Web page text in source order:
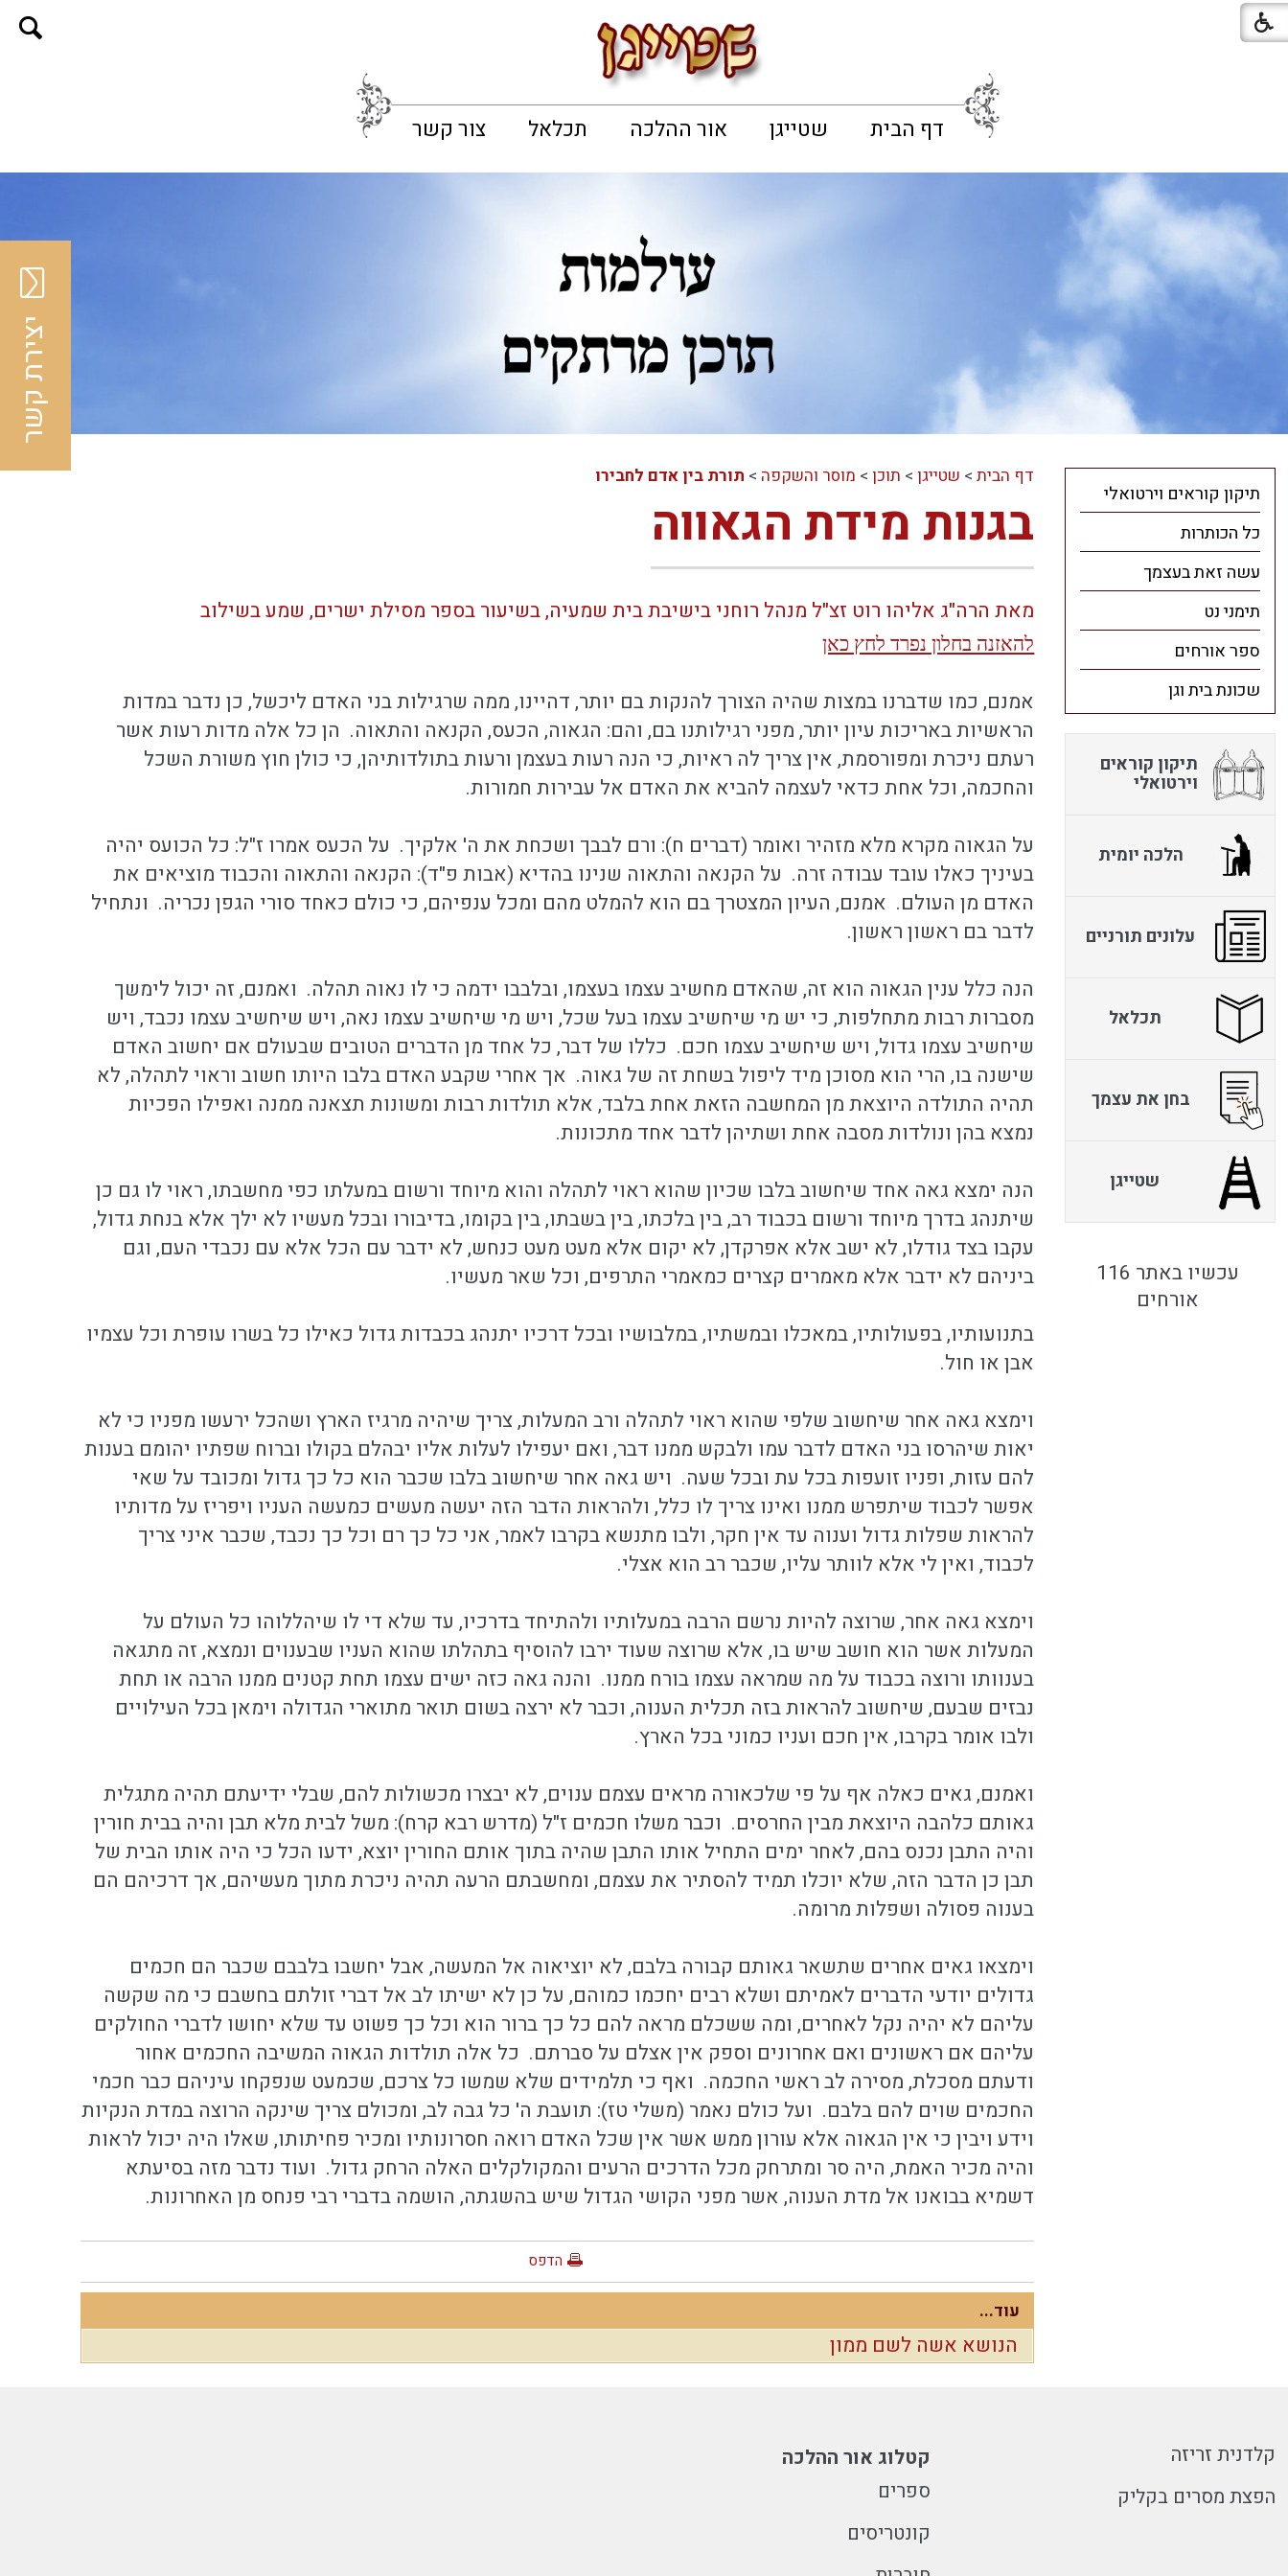
דף הבית שטייגן אור ההלכה תכלאל צור קשר
דף הבית> שטייגן> תוכן> מוסר והשקפה > תורת בין אדם לחבירו
בגנות מידת הגאווה
מאת הרה"ג אליהו רוט זצ"ל מנהל רוחני בישיבת בית שמעיה, בשיעור בספר מסילת ישרים, שמע בשילוב
להאזנה בחלון נפרד לחץ כאן
אמנם, כמו שדברנו במצות שהיה הצורך להנקות בם יותר, דהיינו, ממה שרגילות בני האדם ליכשל, כן נדבר במדות
הראשיות באריכות עיון יותר, מפני רגילותנו בם, והם: הגאוה, הכעס, הקנאה והתאוה. הן כל אלה מדות רעות אשר
רעתם ניכרת ומפורסמת, אין צריך לה ראיות, כי הנה רעות בעצמן ורעות בתולדותיהן, כי כולן חוץ משורת השכל
והחכמה, וכל אחת כדאי לעצמה להביא את האדם אל עבירות חמורות.
על הגאוה מקרא מלא מזהיר ואומר (דברים ח): ורם לבבך ושכחת את ה' אלקיך. על הכעס אמרו ז"ל: כל הכועס יהיה
בעיניך כאלו עובד עבודה זרה. על הקנאה והתאוה שנינו בהדיא (אבות פ"ד): הקנאה והתאוה והכבוד מוציאים את
האדם מן העולם. אמנם, העיון המצטרך בם הוא להמלט מהם ומכל ענפיהם, כי כולם כאחד סורי הגפן נכריה. ונתחיל
לדבר בם ראשון ראשון.
הנה כלל ענין הגאוה הוא זה, שהאדם מחשיב עצמו בעצמו, ובלבבו ידמה כי לו נאוה תהלה. ואמנם, זה יכול לימשך
מסברות רבות מתחלפות, כי יש מי שיחשיב עצמו בעל שכל, ויש מי שיחשיב עצמו נאה, ויש שיחשיב עצמו נכבד, ויש
שיחשיב עצמו גדול, ויש שיחשיב עצמו חכם. כללו של דבר, כל אחד מן הדברים הטובים שבעולם אם יחשוב האדם
שישנה בו, הרי הוא מסוכן מיד ליפול בשחת זה של גאוה. אך אחרי שקבע האדם בלבו היותו חשוב וראוי לתהלה, לא
תהיה התולדה היוצאת מן המחשבה הזאת אחת בלבד, אלא תולדות רבות ומשונות תצאנה ממנה ואפילו הפכיות
נמצא בהן ונולדות מסבה אחת ושתיהן לדבר אחד מתכונות.
הנה ימצא גאה אחד שיחשוב בלבו שכיון שהוא ראוי לתהלה והוא מיוחד ורשום במעלתו כפי מחשבתו, ראוי לו גם כן
שיתנהג בדרך מיוחד ורשום בכבוד רב, בין בלכתו, בין בשבתו, בין בקומו, בדיבורו ובכל מעשיו לא ילך אלא בנחת גדול,
עקבו בצד גודלו, לא ישב אלא אפרקדן, לא יקום אלא מעט מעט כנחש, לא ידבר עם הכל אלא עם נכבדי העם, וגם
ביניהם לא ידבר אלא מאמרים קצרים כמאמרי התרפים, וכל שאר מעשיו.
בתנועותיו, בפעולותיו, במאכלו ובמשתיו, במלבושיו ובכל דרכיו יתנהג בכבדות גדול כאילו כל בשרו עופרת וכל עצמיו
אבן או חול.
וימצא גאה אחר שיחשוב שלפי שהוא ראוי לתהלה ורב המעלות, צריך שיהיה מרגיז הארץ ושהכל ירעשו מפניו כי לא
יאות שיהרסו בני האדם לדבר עמו ולבקש ממנו דבר, ואם יעפילו לעלות אליו יבהלם בקולו וברוח שפתיו יהומם בענות
להם עזות, ופניו זועפות בכל עת ובכל שעה. ויש גאה אחר שיחשוב בלבו שכבר הוא כל כך גדול ומכובד על שאי
אפשר לכבוד שיתפרש ממנו ואינו צריך לו כלל, ולהראות הדבר הזה יעשה מעשים כמעשה העניו ויפריז על מדותיו
להראות שפלות גדול וענוה עד אין חקר, ולבו מתנשא בקרבו לאמר, אני כל כך רם וכל כך נכבד, שכבר איני צריך
לכבוד, ואין לי אלא לוותר עליו, שכבר רב הוא אצלי.
וימצא גאה אחר, שרוצה להיות נרשם הרבה במעלותיו ולהתיחד בדרכיו, עד שלא די לו שיהללוהו כל העולם על
המעלות אשר הוא חושב שיש בו, אלא שרוצה שעוד ירבו להוסיף בתהלתו שהוא העניו שבענוים ונמצא, זה מתגאה
בענוותו ורוצה בכבוד על מה שמראה עצמו בורח ממנו. והנה גאה כזה ישים עצמו תחת קטנים ממנו הרבה או תחת
נבזים שבעם, שיחשוב להראות בזה תכלית הענוה, וכבר לא ירצה בשום תואר מתוארי הגדולה וימאן בכל העילויים
ולבו אומר בקרבו, אין חכם ועניו כמוני בכל הארץ.
ואמנם, גאים כאלה אף על פי שלכאורה מראים עצמם ענוים, לא יבצרו מכשולות להם, שבלי ידיעתם תהיה מתגלית
גאותם כלהבה היוצאת מבין החרסים. וכבר משלו חכמים ז"ל (מדרש רבא קרח): משל לבית מלא תבן והיה בבית חורין
והיה התבן נכנס בהם, לאחר ימים התחיל אותו התבן שהיה בתוך אותם החורין יוצא, ידעו הכל כי היה אותו הבית של
תבן כן הדבר הזה, שלא יוכלו תמיד להסתיר את עצמם, ומחשבתם הרעה תהיה ניכרת מתוך מעשיהם, אך דרכיהם הם
בענוה פסולה ושפלות מרומה.
וימצאו גאים אחרים שתשאר גאותם קבורה בלבם, לא יוציאוה אל המעשה, אבל יחשבו בלבבם שכבר הם חכמים
גדולים יודעי הדברים לאמיתם ושלא רבים יחכמו כמוהם, על כן לא ישיתו לב אל דברי זולתם בחשבם כי מה שקשה
עליהם לא יהיה נקל לאחרים, ומה ששכלם מראה להם כל כך ברור הוא וכל כך פשוט עד שלא יחושו לדברי החולקים
עליהם אם ראשונים ואם אחרונים וספק אין אצלם על סברתם. כל אלה תולדות הגאוה המשיבה החכמים אחור
ודעתם מסכלת, מסירה לב ראשי החכמה. ואף כי תלמידים שלא שמשו כל צרכם, שכמעט שנפקחו עיניהם כבר חכמי
החכמים שוים להם בלבם. ועל כולם נאמר (משלי טז): תועבת ה' כל גבה לב, ומכולם צריך שינקה הרוצה במדת הנקיות
וידע ויבין כי אין הגאוה אלא עורון ממש אשר אין שכל האדם רואה חסרונותיו ומכיר פחיתותו, שאלו היה יכול לראות
והיה מכיר האמת, היה סר ומתרחק מכל הדרכים הרעים והמקולקלים האלה הרחק גדול. ועוד נדבר מזה בסיעתא
דשמיא בבואנו אל מדת הענוה, אשר מפני הקושי הגדול שיש בהשגתה, הושמה בדברי רבי פנחס מן האחרונות.
הדפס
עוד...
הנושא אשה לשם ממון
תיקון קוראים וירטואלי
כל הכותרות
עשה זאת בעצמך
תימני נט
ספר אורחים
שכונת בית וגן
תיקון קוראים
וירטואלי
הלכה יומית
עלונים תורניים
תכלאל
בחן את עצמך
שטייגן
עכשיו באתר 116
אורחים
קלדנית זריזה
הפצת מסרים בקליק
קטלוג אור ההלכה
ספרים
קונטריסים
יצירת קשר